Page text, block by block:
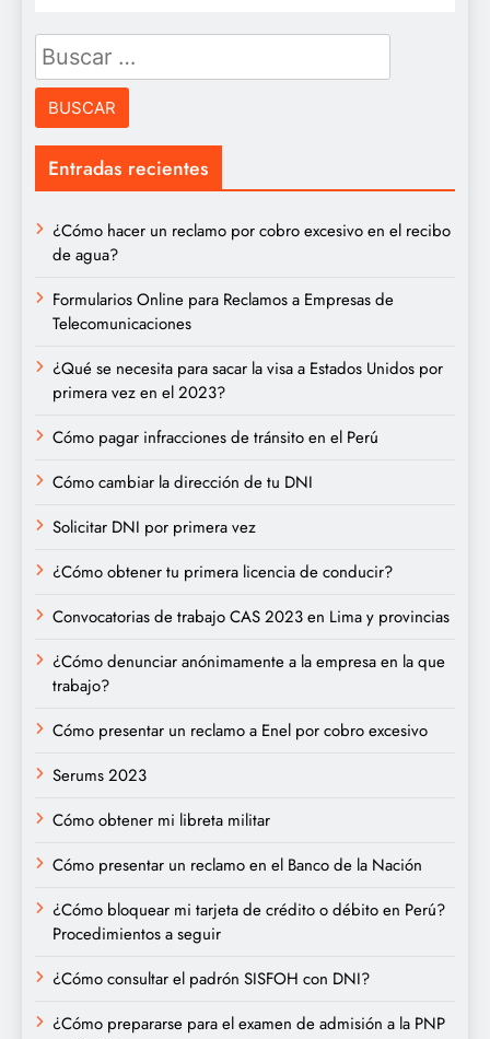
Buscar:
Entradas recientes
¿Cómo hacer un reclamo por cobro excesivo en el recibo
de agua?
Formularios Online para Reclamos a Empresas de
Telecomunicaciones
¿Qué se necesita para sacar la visa a Estados Unidos por
primera vez en el 2023?
Cómo pagar infracciones de tránsito en el Perú
Cómo cambiar la dirección de tu DNI
Solicitar DNI por primera vez
¿Cómo obtener tu primera licencia de conducir?
Convocatorias de trabajo CAS 2023 en Lima y provincias
¿Cómo denunciar anónimamente a la empresa en la que
trabajo?
Cómo presentar un reclamo a Enel por cobro excesivo
Serums 2023
Cómo obtener mi libreta militar
Cómo presentar un reclamo en el Banco de la Nación
¿Cómo bloquear mi tarjeta de crédito o débito en Perú?
Procedimientos a seguir
¿Cómo consultar el padrón SISFOH con DNI?
¿Cómo prepararse para el examen de admisión a la PNP